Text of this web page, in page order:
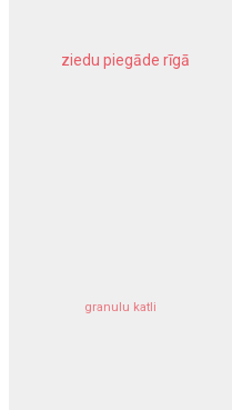
ziedu piegāde rīgā
granulu katli